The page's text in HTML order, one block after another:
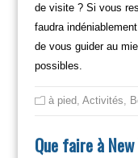
de visite ? Si vous
faudra
de vous guider au
possibles.
à pied Activités
Que faire à